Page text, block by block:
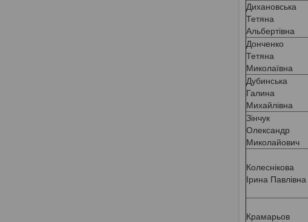
Дихановська
Тетяна
Альбертівна
Донченко
Тетяна
Миколаївна
Дубинська
Галина
Михайлівна
Зінчук
Олександр
Миколайович
Колеснікова
Ірина Павлівна
Крамарьов